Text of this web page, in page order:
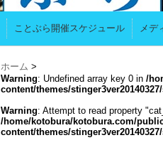
ことぶら開催スケジュール メデ
ホーム >
Warning: Undefined array key 0 in /
content/themes/
Warning: Attempt to read property
/home/kotobura/kotobura.com/
content/themes/